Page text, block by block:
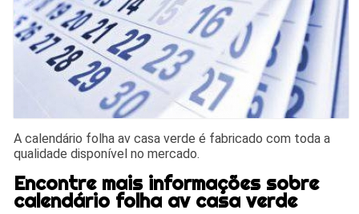
A calendário folha av casa verde é fabricado com toda a
qualidade disponível no mercado.
Encontre mais informações sobre
calendário folha av casa verde